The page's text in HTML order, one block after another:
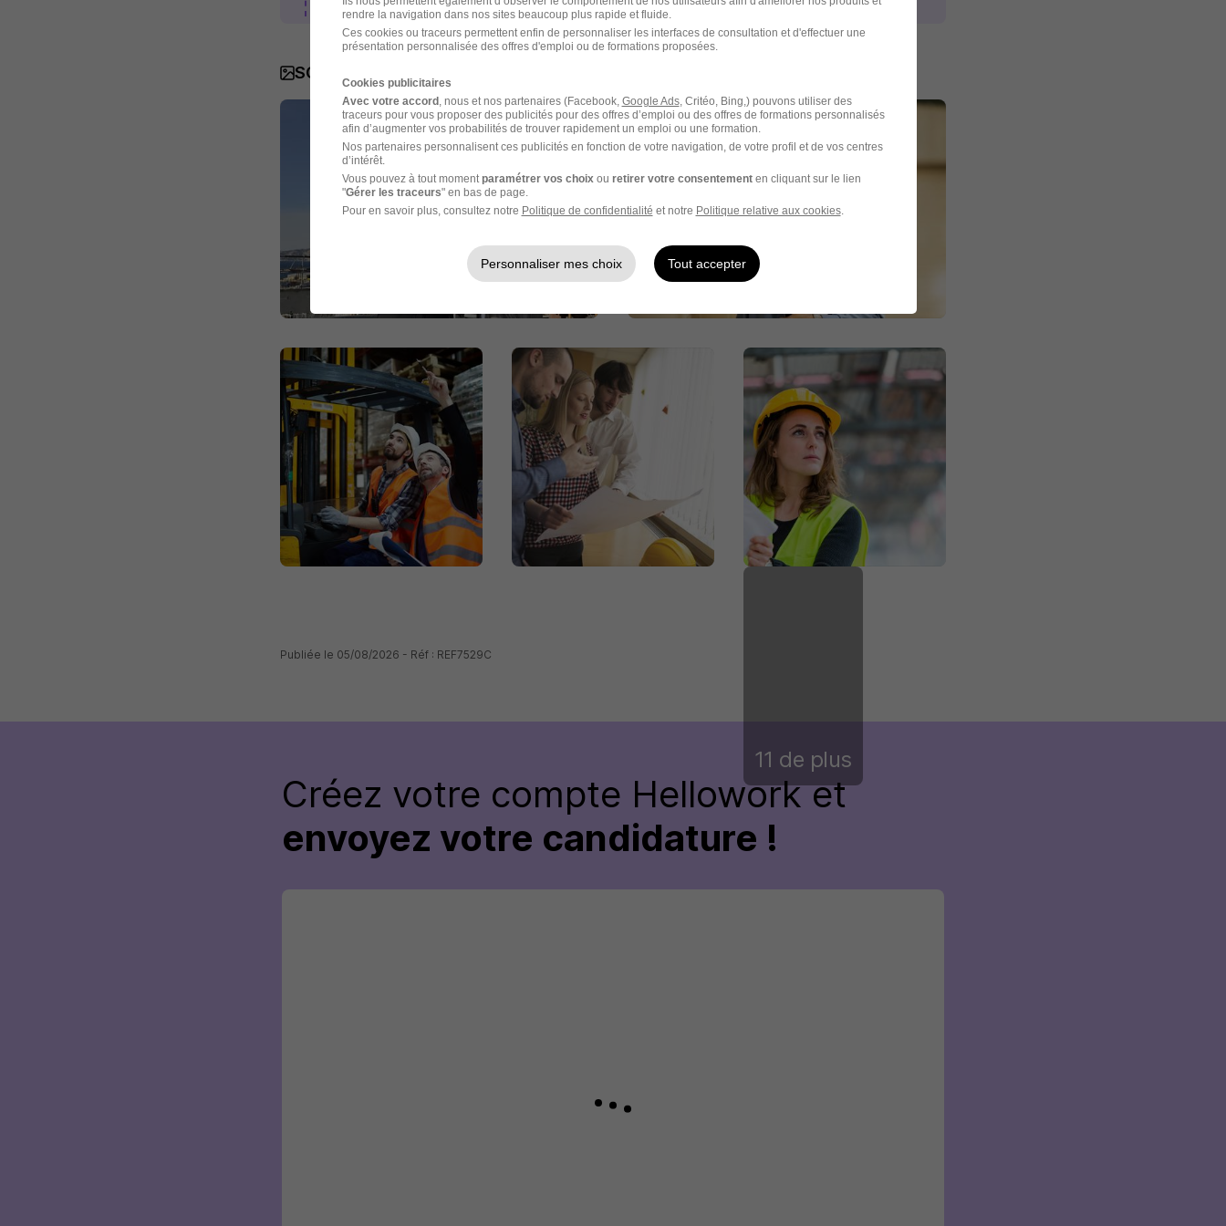
SOCOTEC en images
11 de plus
Publiée le 05/08/2026 - Réf : REF7529C
Créez votre compte Hellowork et
envoyez votre candidature !
rendre la navigation dans nos sites beaucoup plus rapide et fluide.
Ces cookies ou traceurs permettent enfin de personnaliser les interfaces de consultation et d'effectuer une
présentation personnalisée des offres d'emploi ou de formations proposées.
Cookies publicitaires
Avec votre accord, nous et nos partenaires (Facebook, Google Ads, Critéo, Bing,) pouvons utiliser des
traceurs pour vous proposer des publicités pour des offres d’emploi ou des offres de formations personnalisés
afin d’augmenter vos probabilités de trouver rapidement un emploi ou une formation.
Nos partenaires personnalisent ces publicités en fonction de votre navigation, de votre profil et de vos centres
d’intérêt.
Vous pouvez à tout moment paramétrer vos choix ou retirer votre consentementen cliquant sur le lien
"Gérer les traceurs" en bas de page.
Pour en savoir plus, consultez notre Politique de confidentialité et notre Politique relative aux cookies.
Personnaliser mes choix Tout accepter